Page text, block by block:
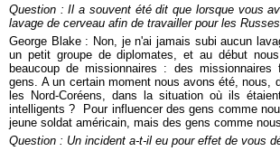
Question : Il a souvent été dit que lorsque vous
lavage de cerveau afin de travailler pour les
George Blake : Non, je n'ai jamais subi aucun
un petit groupe de diplomates, et au début
beaucoup de missionnaires : des
gens. A un certain moment nous avons été,
les Nord-Coréens, dans la situation où ils
intelligents ? Pour influencer des gens comme
jeune soldat américain, mais des gens comme
Question : Un incident a-t-il eu pour effet de vous